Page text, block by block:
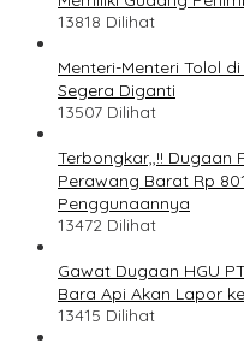
13818 Dilihat
Menteri-Menteri Tolol
Segera Diganti
13507 Dilihat
Terbongkar,,!! Dugaan
Perawang Barat Rp
Penggunaannya
13472 Dilihat
Gawat Dugaan HGU
Bara Api Akan Lapor
13415 Dilihat